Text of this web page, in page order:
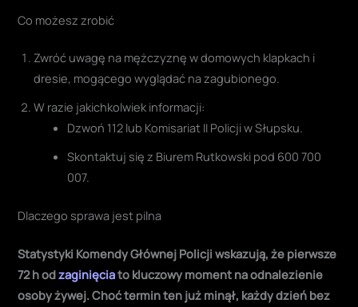
Co możesz zrobić
Zwróć uwagę na mężczyznę w domowych klapkach i
dresie, mogącego wyglądać na zagubionego.
W razie jakichkolwiek informacji:
Dzwoń 112 lub Komisariat II Policji w Słupsku.
Skontaktuj się z Biurem Rutkowski pod 600 700
007.
Dlaczego sprawa jest pilna
Statystyki Komendy Głównej Policji wskazują, że pierwsze
72 h odzaginięciato kluczowy moment na odnalezienie
osoby żywej. Choć termin ten już minął, każdy dzień bez